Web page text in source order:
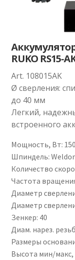
RUKO RS15-
Art. 108015AK
Ø сверления:
до 40 мм
Легкий,
встроенного
Мощность, Вт:
Шпиндель:
Количество
Частота
Диаметр
Диаметр
Зенкер: 40
Диам. нарез.
Размеры
Высота мин/